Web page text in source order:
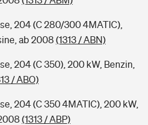
204 (C 280/300 4MATIC),
ab 2008 (1313 / ABN)
204 (C 350), 200 kW, Benzin,
/ ABO)
204 (C 350 4MATIC), 200 kW,
(1313 / ABP)